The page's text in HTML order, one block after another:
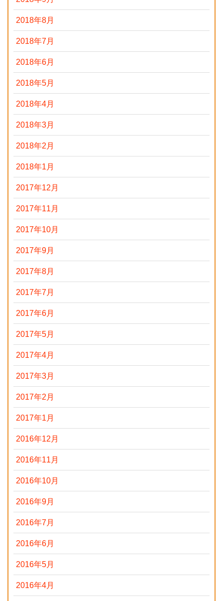
2018年8月
2018年7月
2018年6月
2018年5月
2018年4月
2018年3月
2018年2月
2018年1月
2017年12月
2017年11月
2017年10月
2017年9月
2017年8月
2017年7月
2017年6月
2017年5月
2017年4月
2017年3月
2017年2月
2017年1月
2016年12月
2016年11月
2016年10月
2016年9月
2016年7月
2016年6月
2016年5月
2016年4月